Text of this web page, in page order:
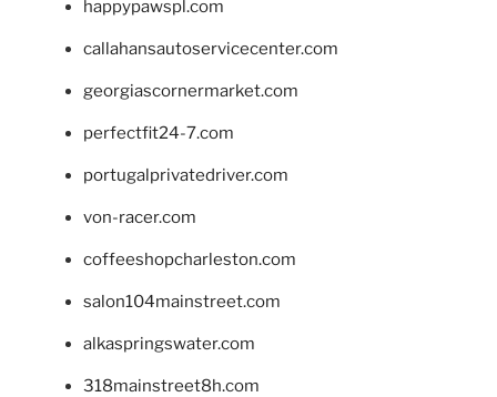
happypawspl.com
callahansautoservicecenter.com
georgiascornermarket.com
perfectfit24-7.com
portugalprivatedriver.com
von-racer.com
coffeeshopcharleston.com
salon104mainstreet.com
alkaspringswater.com
318mainstreet8h.com